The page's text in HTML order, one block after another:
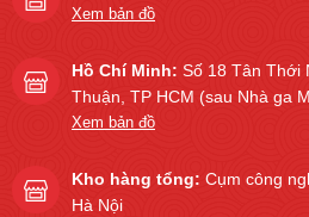
Xem bản đồ
Hồ Chí Minh: Số 18 Tân Thới
Thuận, TP HCM (sau Nhà ga
Xem bản đồ
Kho hàng tổng: Cụm công
Hà Nội